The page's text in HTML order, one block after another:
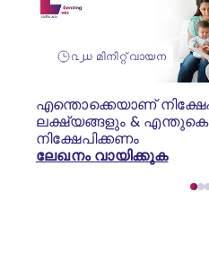
൨൰ മിനിറ്റ് വായന
എന്തൊക്കെയാണ്
ലക്ഷ്യങ്ങളും &
നിക്ഷേപിക്കണം
ലേഖനം വായിക്കുക